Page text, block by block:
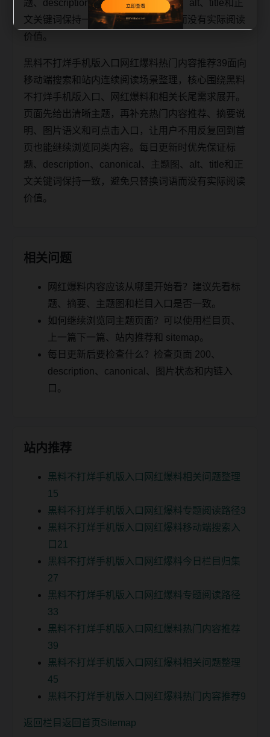
题、description、canonical、主题图、alt、title和正
文关键词保持一致，避免只替换词语而没有实际阅读
价值。
黑料不打烊手机版入口网红爆料热门内容推荐39面向
移动端搜索和站内连续阅读场景整理，核心围绕黑料
不打烊手机版入口、网红爆料和相关长尾需求展开。
页面先给出清晰主题，再补充热门内容推荐、摘要说
明、图片语义和可点击入口，让用户不用反复回到首
页也能继续浏览同类内容。每日更新时优先保证标
题、description、canonical、主题图、alt、title和正
文关键词保持一致，避免只替换词语而没有实际阅读
价值。
相关问题
网红爆料内容应该从哪里开始看？建议先看标
题、摘要、主题图和栏目入口是否一致。
如何继续浏览同主题页面？可以使用栏目页、
上一篇下一篇、站内推荐和 sitemap。
每日更新后要检查什么？检查页面 200、
description、canonical、图片状态和内链入
口。
站内推荐
黑料不打烊手机版入口网红爆料相关问题整理
15
黑料不打烊手机版入口网红爆料专题阅读路径3
黑料不打烊手机版入口网红爆料移动端搜索入
口21
黑料不打烊手机版入口网红爆料今日栏目归集
27
黑料不打烊手机版入口网红爆料专题阅读路径
33
黑料不打烊手机版入口网红爆料热门内容推荐
39
黑料不打烊手机版入口网红爆料相关问题整理
45
黑料不打烊手机版入口网红爆料热门内容推荐9
返回栏目 返回首页 Sitemap